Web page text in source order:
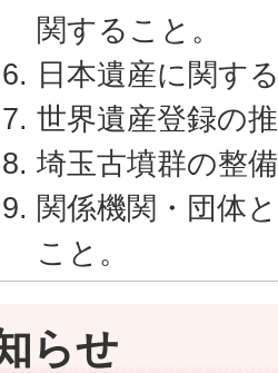
関すること。
日本遺産に関す
世界遺産登録の
埼玉古墳群の整
関係機関・団体
こと。
らせ